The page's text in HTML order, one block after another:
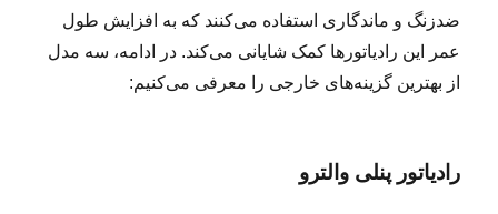
ضدزنگ و ماندگاری استفاده می‌کنند که به افزایش طول
عمر این رادیاتورها کمک شایانی می‌کند. در ادامه، سه مدل
از بهترین گزینه‌های خارجی را معرفی می‌کنیم:
رادیاتور پنلی والترو